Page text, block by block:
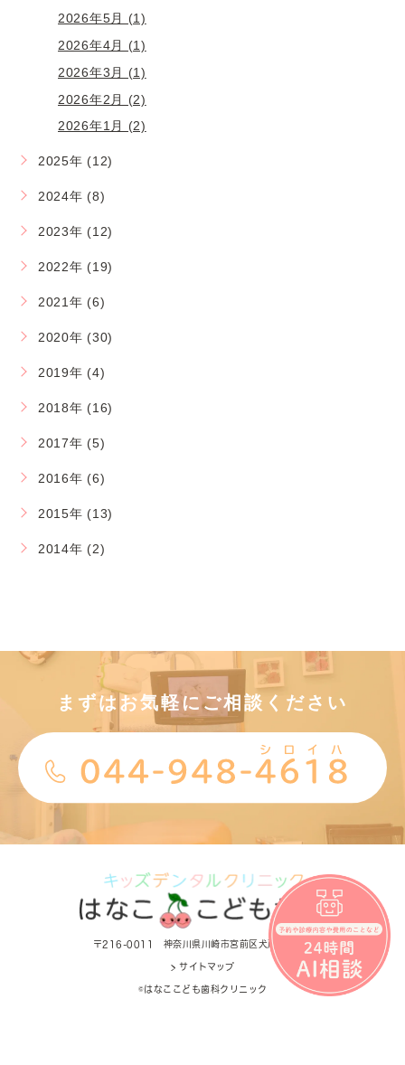
2026年5月 (1)
2026年4月 (1)
2026年3月 (1)
2026年2月 (2)
2026年1月 (2)
2025年 (12)
2024年 (8)
2023年 (12)
2022年 (19)
2021年 (6)
2020年 (30)
2019年 (4)
2018年 (16)
2017年 (5)
2016年 (6)
2015年 (13)
2014年 (2)
まずはお気軽にご相談ください
〒216-0011 神奈川県川崎市宮前区犬蔵1-4-13
> サイトマップ
©はなここども歯科クリニック